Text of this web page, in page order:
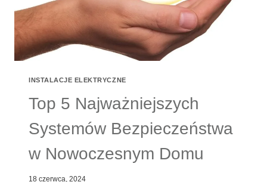
INSTALACJE ELEKTRYCZNE
Top 5 Najważniejszych
Systemów Bezpieczeństwa
w Nowoczesnym Domu
18 czerwca, 2024